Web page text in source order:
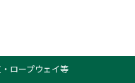
ロープウェイ等